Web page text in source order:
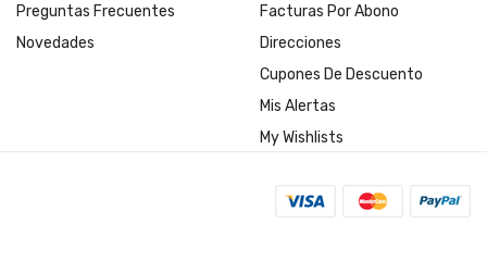
Preguntas Frecuentes
Novedades
Facturas Por Abono
Direcciones
Cupones De Descuento
Mis Alertas
My Wishlists